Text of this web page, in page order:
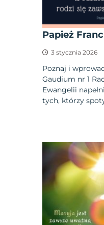
Papież
3 stycznia 2026
Poznaj i
Gaudium nr 1
Ewangelii
tych, którzy